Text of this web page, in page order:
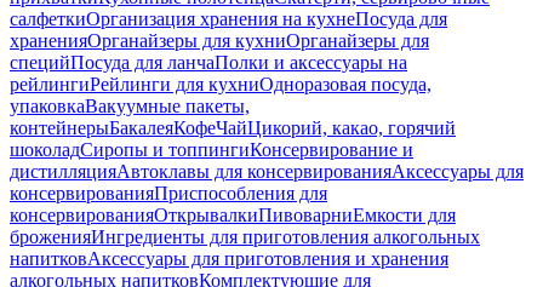
салфеткиОрганизация хранения на кухнеПосуда для
храненияОрганайзеры для кухниОрганайзеры для
специйПосуда для ланчаПолки и аксессуары на
рейлингиРейлинги для кухниОдноразовая посуда,
упаковкаВакуумные пакеты,
контейнерыБакалеяКофеЧайЦикорий, какао, горячий
шоколадСиропы и топпингиКонсервирование и
дистилляцияАвтоклавы для консервированияАксессуары для
консервированияПриспособления для
консервированияОткрывалкиПивоварниЕмкости для
броженияИнгредиенты для приготовления алкогольных
напитковАксессуары для приготовления и хранения
алкогольных напитковКомплектующие для